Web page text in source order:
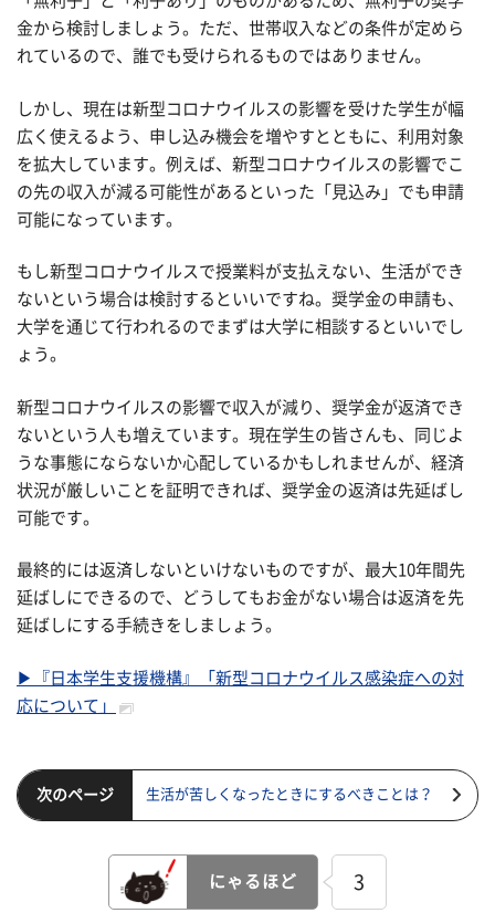
金から検討しましょう。ただ、世帯収入などの条件が定めら
れているので、誰でも受けられるものではありません。
しかし、現在は新型コロナウイルスの影響を受けた学生が幅
広く使えるよう、申し込み機会を増やすとともに、利用対象
を拡大しています。例えば、新型コロナウイルスの影響でこ
の先の収入が減る可能性があるといった「見込み」でも申請
可能になっています。
もし新型コロナウイルスで授業料が支払えない、生活ができ
ないという場合は検討するといいですね。奨学金の申請も、
大学を通じて行われるのでまずは大学に相談するといいでし
ょう。
新型コロナウイルスの影響で収入が減り、奨学金が返済でき
ないという人も増えています。現在学生の皆さんも、同じよ
うな事態にならないか心配しているかもしれませんが、経済
状況が厳しいことを証明できれば、奨学金の返済は先延ばし
可能です。
最終的には返済しないといけないものですが、最大10年間先
延ばしにできるので、どうしてもお金がない場合は返済を先
延ばしにする手続きをしましょう。
▶『日本学生支援機構』「新型コロナウイルス感染症への対
応について」
次のページ 生活が苦しくなったときにするべきことは？
にゃるほど 3